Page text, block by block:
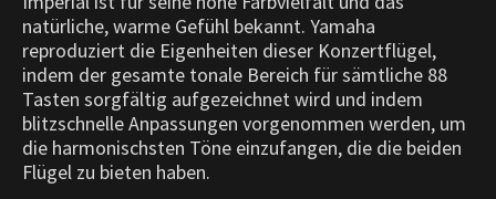
natürliche, warme Gefühl bekannt. Yamaha
reproduziert die Eigenheiten dieser Konzertflügel,
indem der gesamte tonale Bereich für sämtliche 88
Tasten sorgfältig aufgezeichnet wird und indem
blitzschnelle Anpassungen vorgenommen werden, um
die harmonischsten Töne einzufangen, die die beiden
Flügel zu bieten haben.